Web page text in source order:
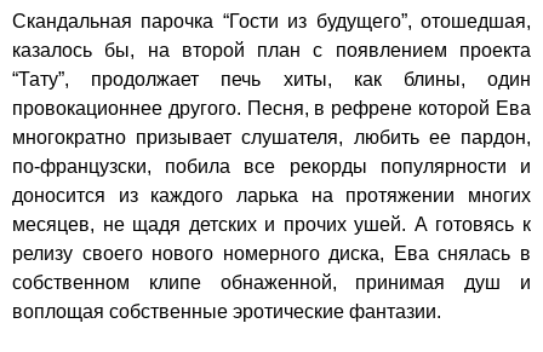
Скандальная парочка “Гости из будущего”, отошедшая,
казалось бы, на второй план с появлением проекта
“Тату”, продолжает печь хиты, как блины, один
провокационнее другого. Песня, в рефрене которой Ева
многократно призывает слушателя, любить ее пардон,
по-французски, побила все рекорды популярности и
доносится из каждого ларька на протяжении многих
месяцев, не щадя детских и прочих ушей. А готовясь к
релизу своего нового номерного диска, Ева снялась в
собственном клипе обнаженной, принимая душ и
воплощая собственные эротические фантазии.